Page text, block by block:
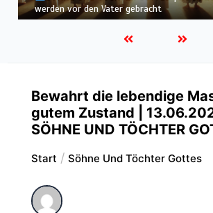
befunden – wir werden in Weiß wandeln
Bewahrt die lebendige
gutem Zustand |
SÖHNE UND TÖCHTER
Start Söhne Und Töchter Gottes